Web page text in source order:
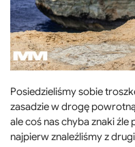
Posiedzieliśmy sobie
zasadzie w drogę
ale coś nas chyba znaki
najpierw znaleźliśmy z